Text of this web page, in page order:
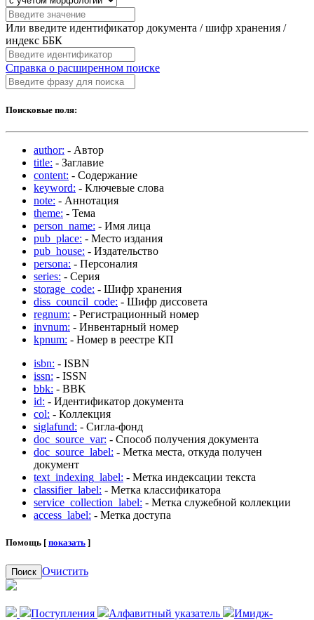
Или введите идентификатор документа / шифр хранения /
индекс ББК
Справка о расширенном поиске
Поисковые поля:
author: - Автор
title: - Заглавие
content: - Содержание
keyword: - Ключевые слова
note: - Аннотация
theme: - Тема
person_name: - Имя лица
pub_place: - Место издания
pub_house: - Издательство
persona: - Персоналия
series: - Серия
storage_code: - Шифр хранения
diss_council_code: - Шифр диссовета
regnum: - Регистрационный номер
invnum: - Инвентарный номер
kpnum: - Номер в реестре КП
isbn: - ISBN
issn: - ISSN
bbk: - BBK
id: - Идентификатор документа
col: - Коллекция
siglafund: - Сигла-фонд
doc_source_var: - Способ получения документа
doc_source_label: - Метка места, откуда получен
документ
text_indexing_label: - Метка индексации текста
classifier_label: - Метка классификатора
service_collection_label: - Метка служебной коллекции
access_label: - Метка доступа
Помощь [ показать ]
Поиск Очистить
Поступления Алфавитный указатель
Имидж-